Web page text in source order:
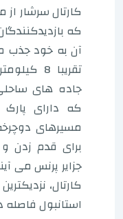
کارتال سرشار
که
آن به خود جذب
تقریبا
جاده های
که دارای
مسیرهای
برای قدم زدن
کارتال،
استانبول فاصله